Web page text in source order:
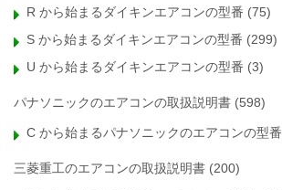
R から始まるダイキンエアコンの型番 (75)
S から始まるダイキンエアコンの型番 (299)
U から始まるダイキンエアコンの型番 (3)
パナソニックのエアコンの取扱説明書 (598)
C から始まるパナソニックのエアコンの型番
三菱重工のエアコンの取扱説明書 (200)